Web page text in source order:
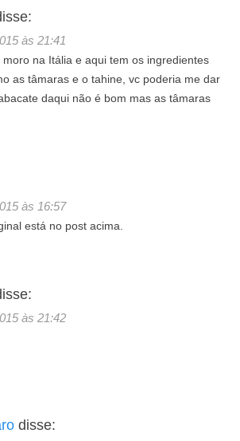
às 21:41
na Itália e aqui tem os ingredientes
as tâmaras e o tahine, vc poderia me dar
daqui não é bom mas as tâmaras
às 16:57
está no post acima.
às 21:42
disse: